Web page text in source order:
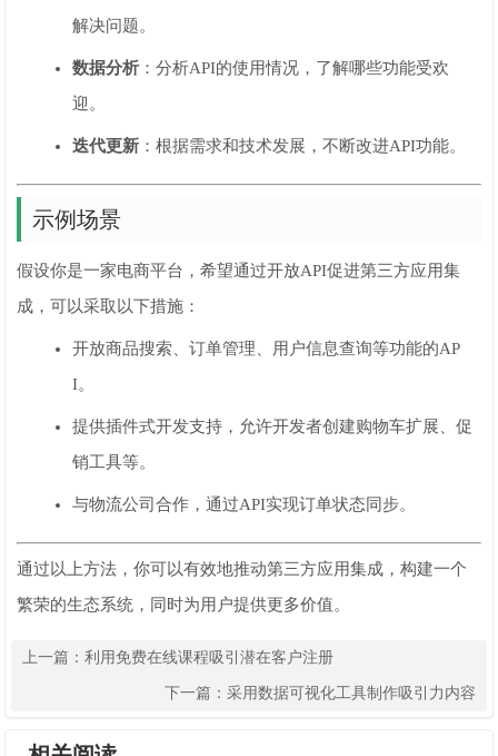
解决问题。
数据分析 ：分析API的使用情况，了解哪些功能受欢
迎。
迭代更新 ：根据需求和技术发展，不断改进API功能。
示例场景
假设你是一家电商平台，希望通过开放API促进第三方应用集
成，可以采取以下措施：
开放商品搜索、订单管理、用户信息查询等功能的AP
I。
提供插件式开发支持，允许开发者创建购物车扩展、促
销工具等。
与物流公司合作，通过API实现订单状态同步。
通过以上方法，你可以有效地推动第三方应用集成，构建一个
繁荣的生态系统，同时为用户提供更多价值。
上一篇：利用免费在线课程吸引潜在客户注册
下一篇： 采用数据可视化工具制作吸引力内容